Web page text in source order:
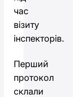
час
візиту
інспекторів.
Перший
протокол
склали